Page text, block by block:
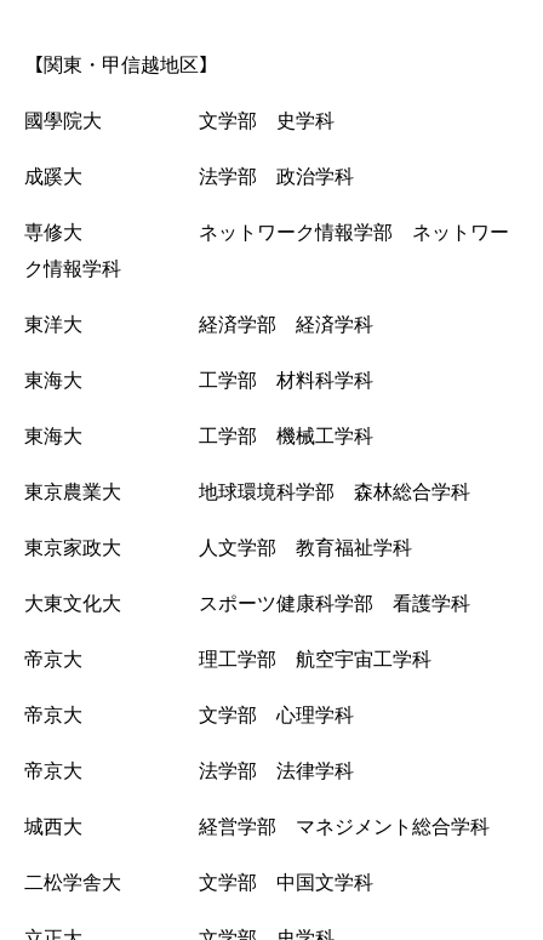
【関東・甲信越地区】
國學院大 文学部 史学科
成蹊大 法学部 政治学科
専修大 ネットワーク情報学部 ネットワー
ク情報学科
東洋大 経済学部 経済学科
東海大 工学部 材料科学科
東海大 工学部 機械工学科
東京農業大 地球環境科学部 森林総合学科
東京家政大 人文学部 教育福祉学科
大東文化大 スポーツ健康科学部 看護学科
帝京大 理工学部 航空宇宙工学科
帝京大 文学部 心理学科
帝京大 法学部 法律学科
城西大 経営学部 マネジメント総合学科
二松学舎大 文学部 中国文学科